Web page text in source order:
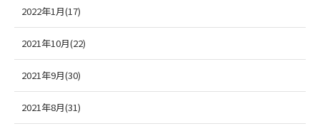
2022年1月(17)
2021年10月(22)
2021年9月(30)
2021年8月(31)